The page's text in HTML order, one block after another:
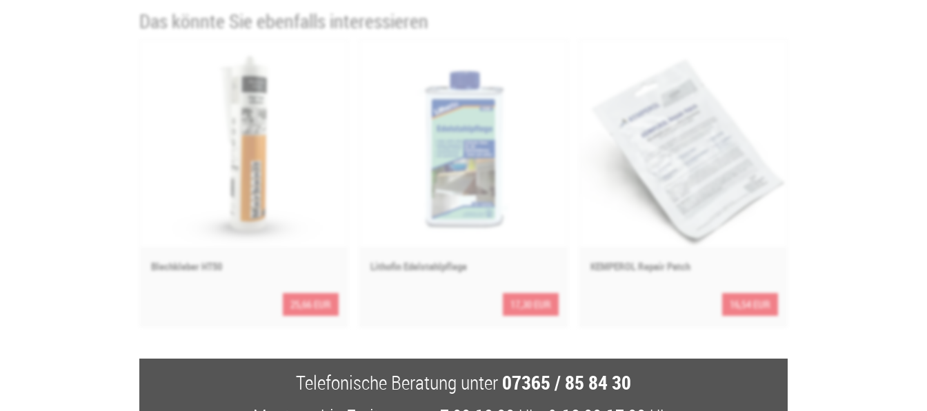
Das könnte Sie ebenfalls interessieren
Blechkleber HT50
25,66 EUR
Lithofin Edelstahlpflege
17,30 EUR
KEMPEROL Repair Patch
16,54 EUR
Telefonische Beratung unter07365 / 85 84 30